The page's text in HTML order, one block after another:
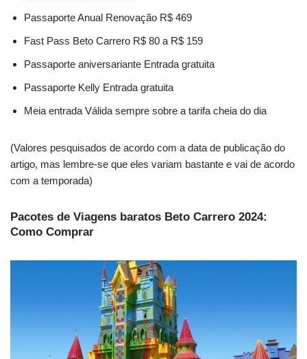
Passaporte Anual Renovação R$ 469
Fast Pass Beto Carrero R$ 80 a R$ 159
Passaporte aniversariante Entrada gratuita
Passaporte Kelly Entrada gratuita
Meia entrada Válida sempre sobre a tarifa cheia do dia
(Valores pesquisados de acordo com a data de publicação do
artigo, mas lembre-se que eles variam bastante e vai de acordo
com a temporada)
Pacotes de Viagens baratos Beto Carrero 2024:
Como Comprar